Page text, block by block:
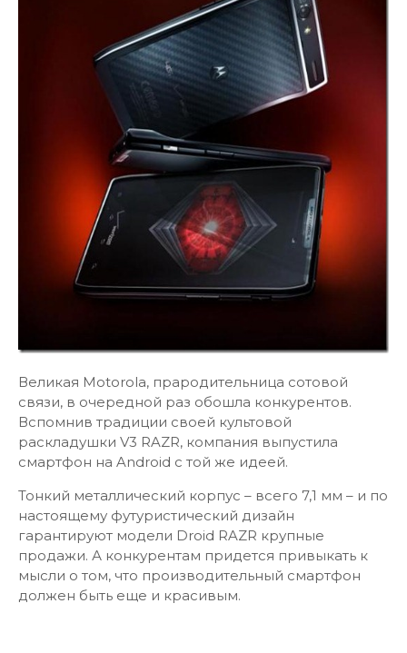
Великая Motorola, прародительница сотовой
связи, в очередной раз обошла конкурентов.
Вспомнив традиции своей культовой
раскладушки V3 RAZR, компания выпустила
смартфон на Android с той же идеей.
Тонкий металлический корпус – всего 7,1 мм – и по
настоящему футуристический дизайн
гарантируют модели Droid RAZR крупные
продажи. А конкурентам придется привыкать к
мысли о том, что производительный смартфон
должен быть еще и красивым.